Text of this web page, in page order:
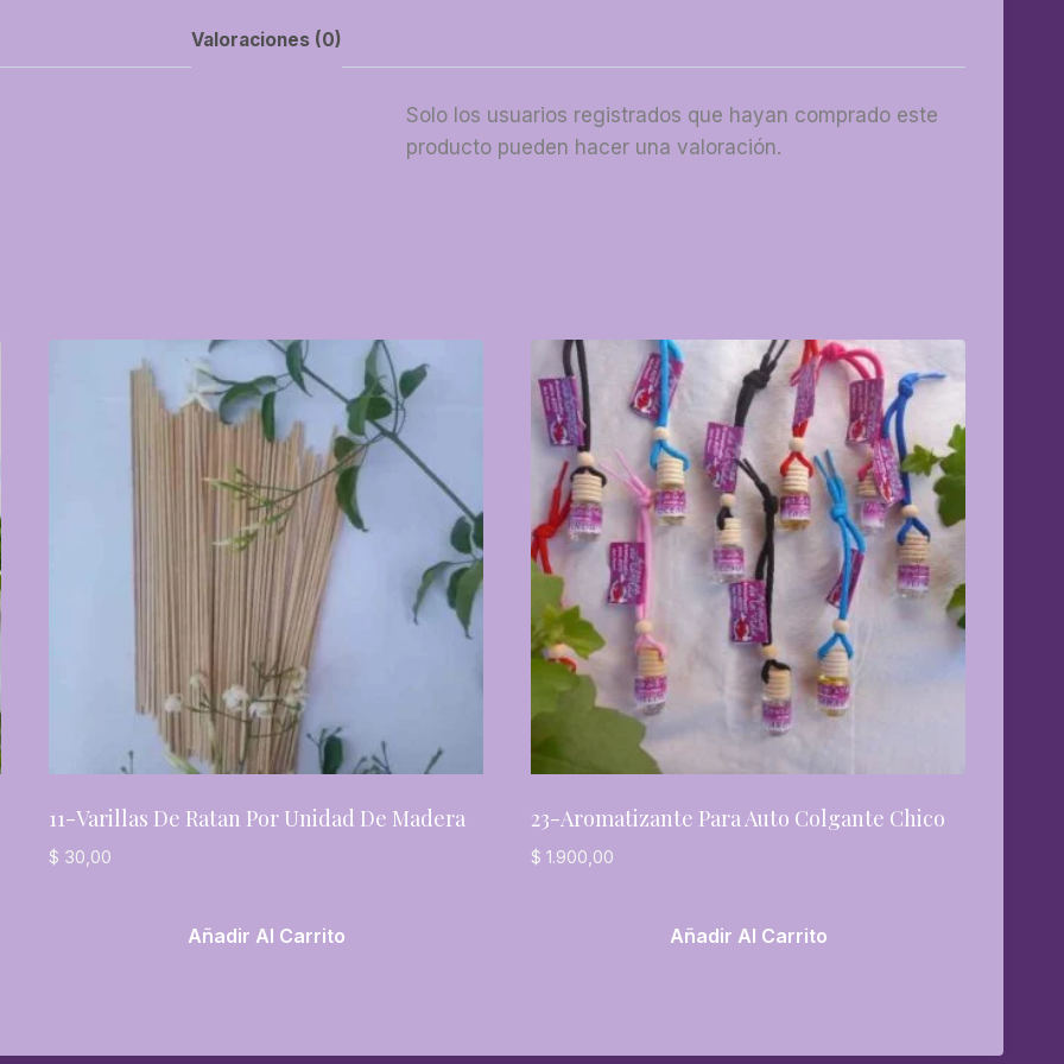
Valoraciones (0)
Solo los usuarios registrados que hayan comprado este
producto pueden hacer una valoración.
11-Varillas De Ratan Por Unidad De Madera
$ 30,00
Añadir Al Carrito
23-Aromatizante Para Auto Colgante Chico
$ 1.900,00
Añadir Al Carrito